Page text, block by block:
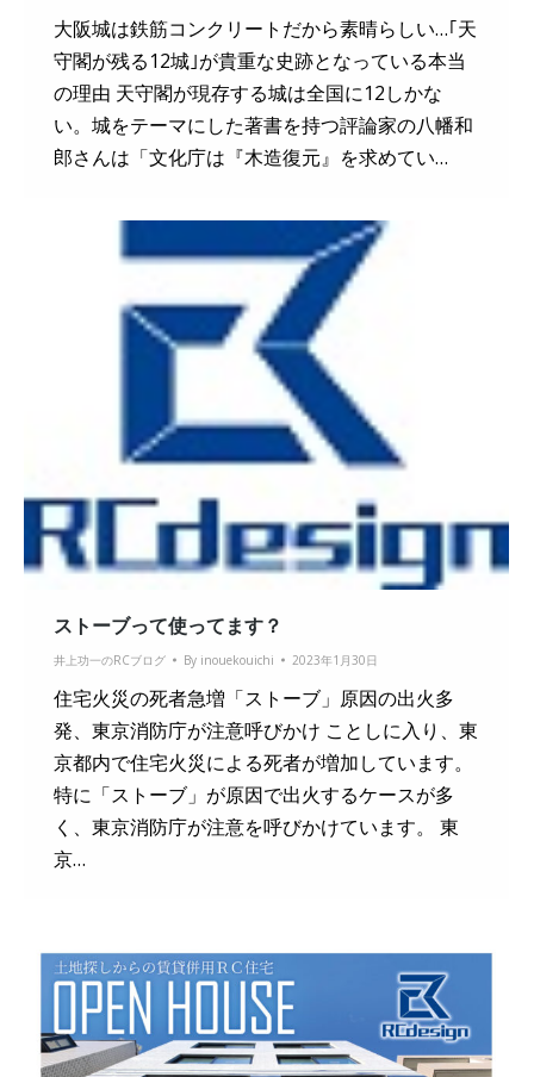
大阪城は鉄筋コンクリートだから素晴らしい…｢天
守閣が残る12城｣が貴重な史跡となっている本当
の理由 天守閣が現存する城は全国に12しかな
い。城をテーマにした著書を持つ評論家の八幡和
郎さんは「文化庁は『木造復元』を求めてい…
ストーブって使ってます？
井上功一のRCブログ By inouekouichi 2023年1月30日
住宅火災の死者急増「ストーブ」原因の出火多
発、東京消防庁が注意呼びかけ ことしに入り、東
京都内で住宅火災による死者が増加しています。
特に「ストーブ」が原因で出火するケースが多
く、東京消防庁が注意を呼びかけています。 東
京…